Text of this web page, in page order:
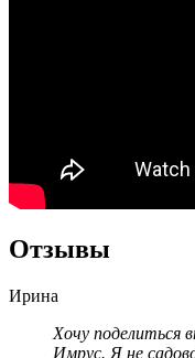
Отзывы
Ирина
Хочу поделиться
Имрус. Я не